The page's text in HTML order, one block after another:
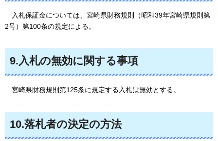
入札保証金については、宮崎県財務規則（昭和39年宮崎県規則第
2号）第100条の規定による。
9.入札の無効に関する事項
宮崎県財務規則第125条に規定する入札は無効とする。
10.落札者の決定の方法